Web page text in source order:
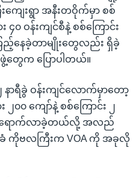
ျေးရွာ အနီးတဝိုက်မှာ စစ်
၀ ဝန်းကျင်စီနဲ့ စစ်ကြောင်း
ြည့်နေခဲ့တာမျိုးတွေလည်း ရှိခဲ့
ေက ပြောပါတယ်။
ာရီခွဲ ဝန်းကျင်လောက်မှာတော့
၀ ကျော်နဲ့ စစ်ကြောင်း ၂
ဝင်ရောက်လာခဲ့တယ်လို့ အလည်
ကိုဗလကြီးက VOA ကို အခုလို